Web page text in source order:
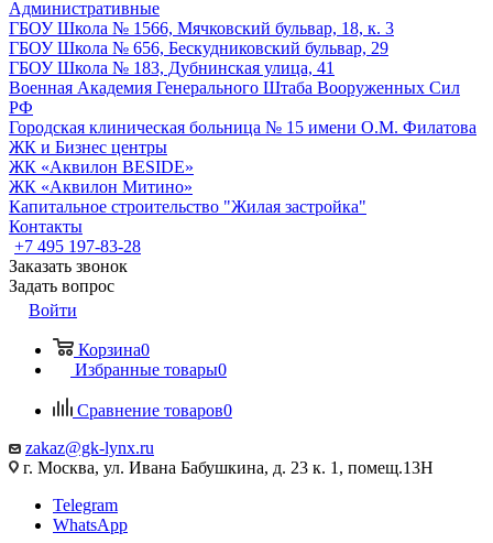
Административные
ГБОУ Школа № 1566, Мячковский бульвар, 18, к. 3
ГБОУ Школа № 656, Бескудниковский бульвар, 29
ГБОУ Школа № 183, Дубнинская улица, 41
Военная Академия Генерального Штаба Вооруженных Сил
РФ
Городская клиническая больница № 15 имени О.М. Филатова
ЖК и Бизнес центры
ЖК «Аквилон BESIDE»
ЖК «Аквилон Митино»
Капитальное строительство "Жилая застройка"
Контакты
+7 495 197-83-28
Заказать звонок
Задать вопрос
Войти
Корзина0
Избранные товары0
Сравнение товаров0
zakaz@gk-lynx.ru
г. Москва, ул. Ивана Бабушкина, д. 23 к. 1, помещ.13Н
Telegram
WhatsApp